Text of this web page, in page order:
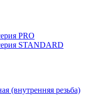
PRO
STANDARD